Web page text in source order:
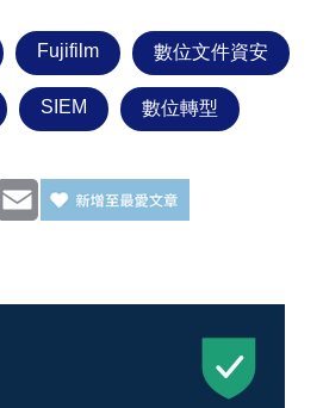
Fujifilm 數位文件資安
SIEM 數位轉型
Email